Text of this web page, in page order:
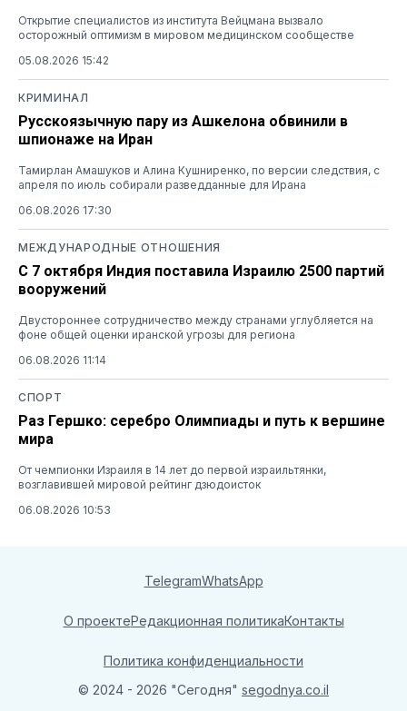
Открытие специалистов из института Вейцмана вызвало
осторожный оптимизм в мировом медицинском сообществе
05.08.2026 15:42
КРИМИНАЛ
Русскоязычную пару из Ашкелона обвинили в
шпионаже на Иран
Тамирлан Амашуков и Алина Кушниренко, по версии следствия, с
апреля по июль собирали разведданные для Ирана
06.08.2026 17:30
МЕЖДУНАРОДНЫЕ ОТНОШЕНИЯ
С 7 октября Индия поставила Израилю 2500 партий
вооружений
Двустороннее сотрудничество между странами углубляется на
фоне общей оценки иранской угрозы для региона
06.08.2026 11:14
СПОРТ
Раз Гершко: серебро Олимпиады и путь к вершине
мира
От чемпионки Израиля в 14 лет до первой израильтянки,
возглавившей мировой рейтинг дзюдоисток
06.08.2026 10:53
TelegramWhatsApp
О проектеРедакционная политикаКонтакты
Политика конфиденциальности
© 2024 - 2026 "Сегодня" segodnya.co.il